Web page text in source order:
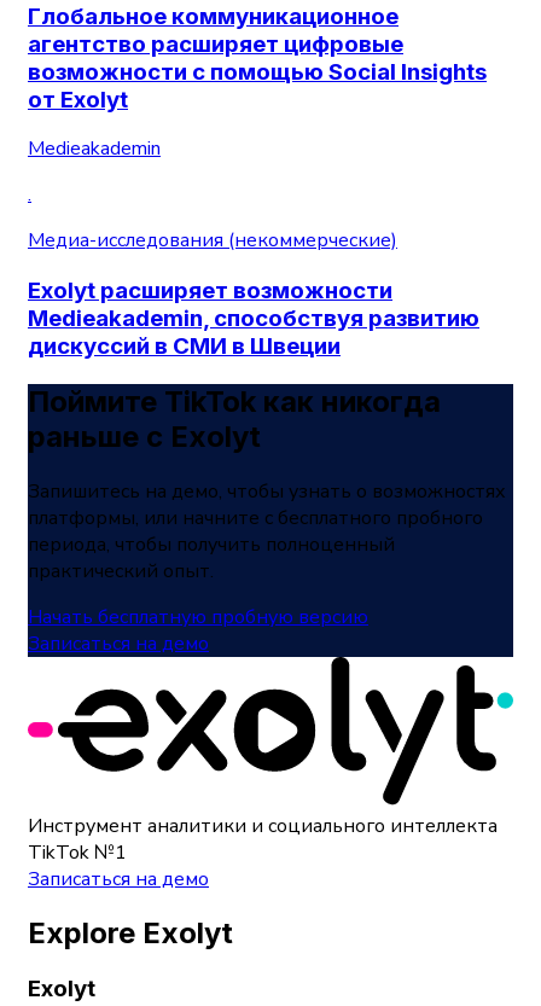
Глобальное коммуникационное
агентство расширяет цифровые
возможности с помощью Social Insights
от Exolyt
Medieakademin
.
Медиа-исследования (некоммерческие)
Exolyt расширяет возможности
Medieakademin, способствуя развитию
дискуссий в СМИ в Швеции
Поймите TikTok как никогда
раньше с Exolyt
Запишитесь на демо, чтобы узнать о возможностях
платформы, или начните с бесплатного пробного
периода, чтобы получить полноценный
практический опыт.
Начать бесплатную пробную версию
Записаться на демо
Инструмент аналитики и социального интеллекта
TikTok №1
Записаться на демо
Explore Exolyt
Exolyt